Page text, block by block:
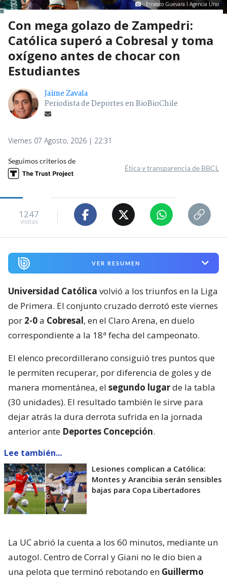
Ernesto Guevara I Agencia Uno
Con mega golazo de Zampedri:
Católica superó a Cobresal y toma
oxígeno antes de chocar con
Estudiantes
Jaime Zavala
Periodista de Deportes en BioBioChile
Viernes 07 Agosto, 2026 | 22:31
Seguimos criterios de
Ética y transparencia de BBCL
1247
visitas
VER RESUMEN
Universidad Católica volvió a los triunfos en la Liga
de Primera. El conjunto cruzado derrotó este viernes
por 2-0a Cobresal, en el Claro Arena, en duelo
correspondiente a la 18ª fecha del campeonato.
El elenco precordillerano consiguió tres puntos que
le permiten recuperar, por diferencia de goles y de
manera momentánea, el segundo lugarde la tabla
(30 unidades). El resultado también le sirve para
dejar atrás la dura derrota sufrida en la jornada
anterior ante Deportes Concepción.
Lee también...
Lesiones complican a Católica:
Montes y Arancibia serán sensibles
bajas para Copa Libertadores
La UC abrió la cuenta a los 60 minutos, mediante un
autogol. Centro de Corral y Giani no le dio bien a
una pelota que terminó rebotando en Guillermo